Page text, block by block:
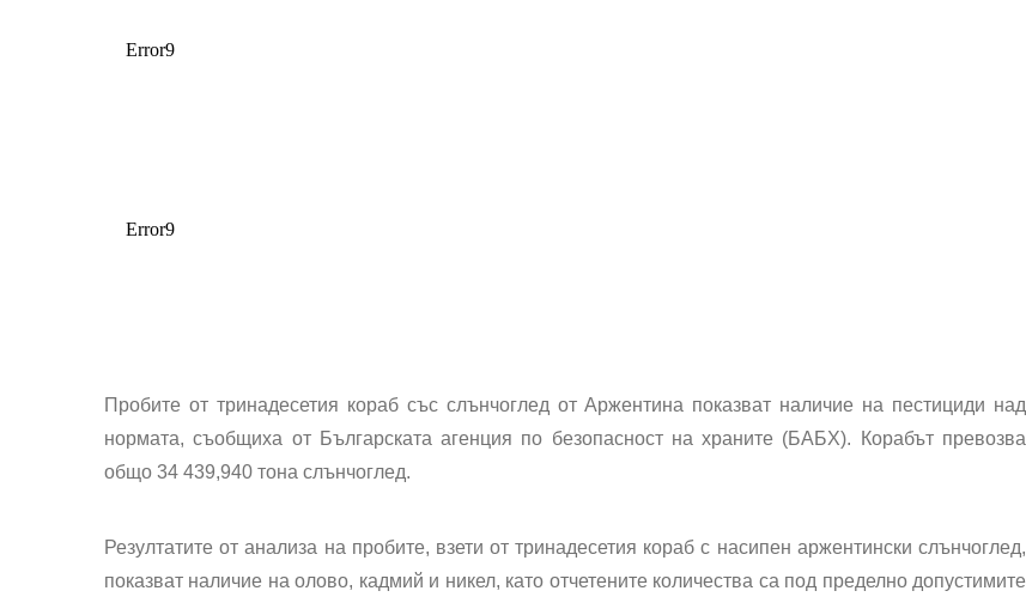
Пробите от тринадесетия кораб със слънчоглед от Аржентина показват наличие на пестициди над
нормата, съобщиха от Българската агенция по безопасност на храните (БАБХ). Корабът превозва
общо 34 439,940 тона слънчоглед.
Резултатите от анализа на пробите, взети от тринадесетия кораб с насипен аржентински слънчоглед,
показват наличие на олово, кадмий и никел, като отчетените количества са под пределно допустимите